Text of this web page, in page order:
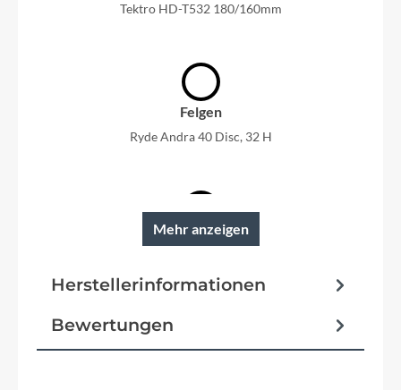
Tektro HD-T532 180/160mm
Felgen
Ryde Andra 40 Disc, 32 H
Reifen
SKS Bluemels 20 Zoll, Breite 65mm
Mehr anzeigen
Herstellerinformationen
Bewertungen